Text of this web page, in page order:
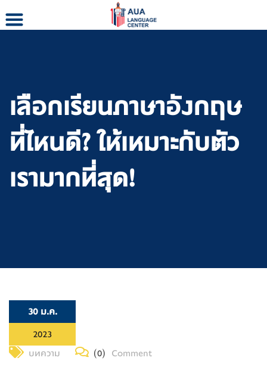
เลือกเรียนภาษาอังกฤษ
ที่ไหนดี? ให้เหมาะกับตัว
เรามากที่สุด!
30 ม.ค.
2023
บทความ
(0) Comment